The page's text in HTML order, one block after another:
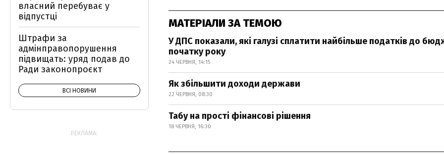
МАТЕРІАЛИ ЗА ТЕМОЮ
У ДПС показали, які галузі сплатити найбільше податків до
початку року
24 ЧЕРВНЯ, 14:15
Як збільшити доходи держави
22 ЧЕРВНЯ, 08:30
Табу на прості фінансові рішення
18 ЧЕРВНЯ, 16:30
власний перебуває у
відпустці
Штрафи за
адмінправопорушення
підвищать: уряд подав до
Ради законопроєкт
ВСІ НОВИНИ
РЕКЛАМА: